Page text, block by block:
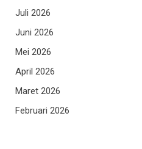
Juli 2026
Juni 2026
Mei 2026
April 2026
Maret 2026
Februari 2026